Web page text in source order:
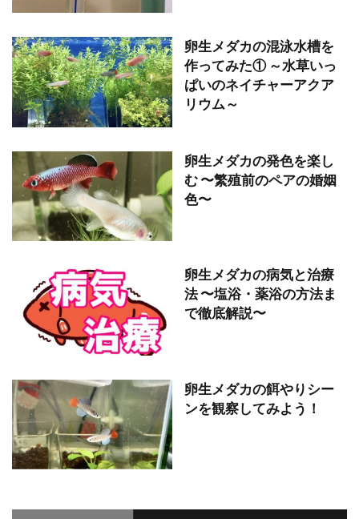
卵生メダカの混泳水槽を
作ってみた① ～水草いっ
ぱいのネイチャーアクア
リウム～
卵生メダカの発色を楽し
む 〜繁殖前のペアの婚姻
色〜
卵生メダカの病気と治療
法 〜塩浴・薬浴の方法ま
で徹底解説〜
卵生メダカの餌やりシー
ンを観察してみよう！